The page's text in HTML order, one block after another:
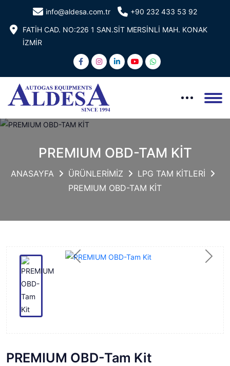
info@aldesa.com.tr +90 232 433 53 92
FATİH CAD. NO:226 1 SAN.SİT MERSİNLİ MAH. KONAK
İZMİR
PREMIUM OBD-TAM KİT
ANASAYFA ÜRÜNLERİMİZ
LPG TAM KİTLERİ
PREMIUM OBD-TAM KİT
Previous Next
PREMIUM OBD-Tam Kit